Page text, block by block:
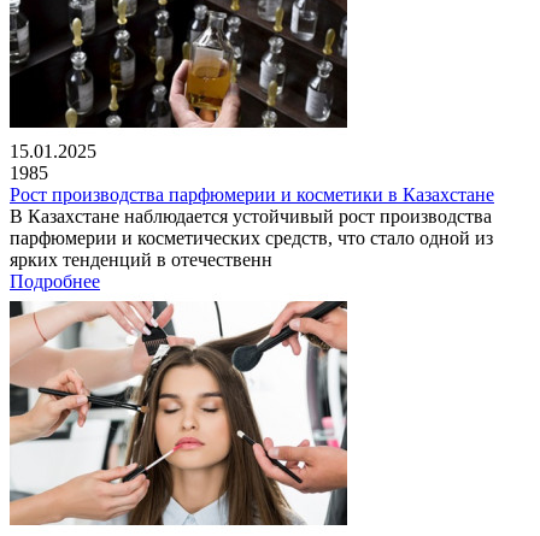
15.01.2025
1985
Рост производства парфюмерии и косметики в Казахстане
В Казахстане наблюдается устойчивый рост производства
парфюмерии и косметических средств, что стало одной из
ярких тенденций в отечественн
Подробнее